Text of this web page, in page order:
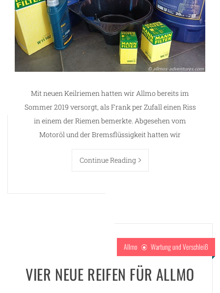
Mit neuen Keilriemen hatten wir Allmo bereits im
Sommer 2019 versorgt, als Frank per Zufall einen Riss
in einem der Riemen bemerkte. Abgesehen vom
Motoröl und der Bremsflüssigkeit hatten wir
Continue Reading
Allmo Wartung und Verschleiß
VIER NEUE REIFEN FÜR ALLMO